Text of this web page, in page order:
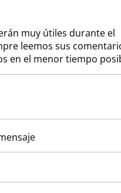
muy útiles durante el
leemos sus
en el menor tiempo